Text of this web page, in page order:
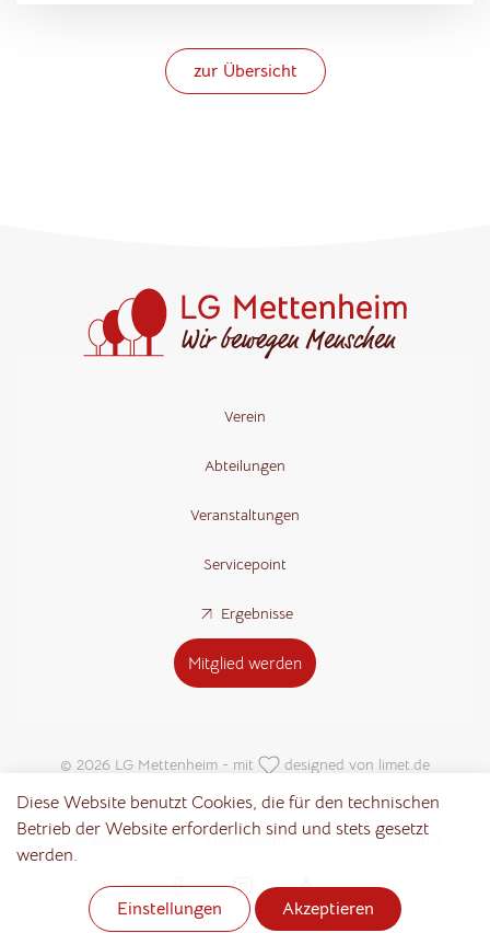
zur Übersicht
Verein
Abteilungen
Veranstaltungen
Servicepoint
Ergebnisse
Mitglied werden
© 2026 LG Mettenheim - mit designed von limet.de
Kontakt Impressum Datenschutz
Diese Website benutzt Cookies, die für den technischen
Betrieb der Website erforderlich sind und stets gesetzt
werden.
Einstellungen
Akzeptieren